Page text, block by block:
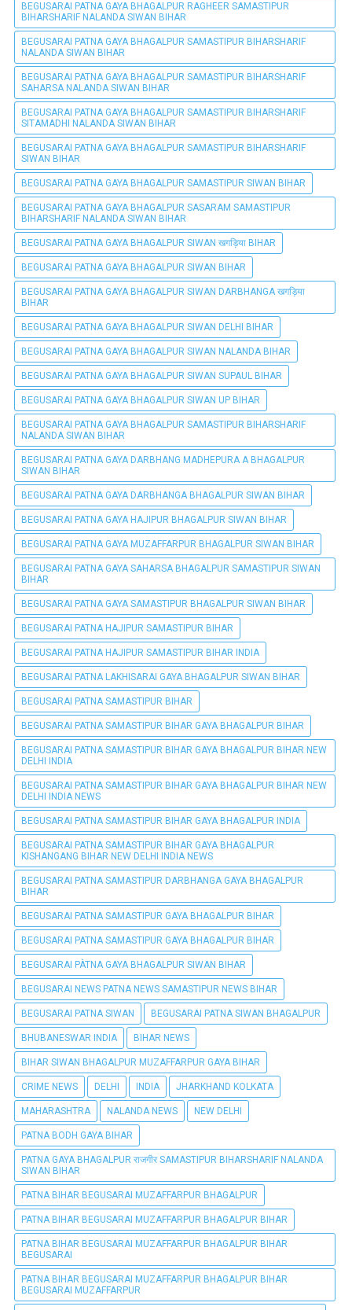
BEGUSARAI PATNA GAYA BHAGALPUR RAGHEER SAMASTIPUR
BIHARSHARIF NALANDA SIWAN BIHAR
BEGUSARAI PATNA GAYA BHAGALPUR SAMASTIPUR BIHARSHARIF
NALANDA SIWAN BIHAR
BEGUSARAI PATNA GAYA BHAGALPUR SAMASTIPUR BIHARSHARIF
SAHARSA NALANDA SIWAN BIHAR
BEGUSARAI PATNA GAYA BHAGALPUR SAMASTIPUR BIHARSHARIF
SITAMADHI NALANDA SIWAN BIHAR
BEGUSARAI PATNA GAYA BHAGALPUR SAMASTIPUR BIHARSHARIF
SIWAN BIHAR
BEGUSARAI PATNA GAYA BHAGALPUR SAMASTIPUR SIWAN BIHAR
BEGUSARAI PATNA GAYA BHAGALPUR SASARAM SAMASTIPUR
BIHARSHARIF NALANDA SIWAN BIHAR
BEGUSARAI PATNA GAYA BHAGALPUR SIWAN खगड़िया BIHAR
BEGUSARAI PATNA GAYA BHAGALPUR SIWAN BIHAR
BEGUSARAI PATNA GAYA BHAGALPUR SIWAN DARBHANGA खगड़िया
BIHAR
BEGUSARAI PATNA GAYA BHAGALPUR SIWAN DELHI BIHAR
BEGUSARAI PATNA GAYA BHAGALPUR SIWAN NALANDA BIHAR
BEGUSARAI PATNA GAYA BHAGALPUR SIWAN SUPAUL BIHAR
BEGUSARAI PATNA GAYA BHAGALPUR SIWAN UP BIHAR
BEGUSARAI PATNA GAYA BHAGALPUR SAMASTIPUR BIHARSHARIF
NALANDA SIWAN BIHAR
BEGUSARAI PATNA GAYA DARBHANG MADHEPURA A BHAGALPUR
SIWAN BIHAR
BEGUSARAI PATNA GAYA DARBHANGA BHAGALPUR SIWAN BIHAR
BEGUSARAI PATNA GAYA HAJIPUR BHAGALPUR SIWAN BIHAR
BEGUSARAI PATNA GAYA MUZAFFARPUR BHAGALPUR SIWAN BIHAR
BEGUSARAI PATNA GAYA SAHARSA BHAGALPUR SAMASTIPUR SIWAN
BIHAR
BEGUSARAI PATNA GAYA SAMASTIPUR BHAGALPUR SIWAN BIHAR
BEGUSARAI PATNA HAJIPUR SAMASTIPUR BIHAR
BEGUSARAI PATNA HAJIPUR SAMASTIPUR BIHAR INDIA
BEGUSARAI PATNA LAKHISARAI GAYA BHAGALPUR SIWAN BIHAR
BEGUSARAI PATNA SAMASTIPUR BIHAR
BEGUSARAI PATNA SAMASTIPUR BIHAR GAYA BHAGALPUR BIHAR
BEGUSARAI PATNA SAMASTIPUR BIHAR GAYA BHAGALPUR BIHAR NEW
DELHI INDIA
BEGUSARAI PATNA SAMASTIPUR BIHAR GAYA BHAGALPUR BIHAR NEW
DELHI INDIA NEWS
BEGUSARAI PATNA SAMASTIPUR BIHAR GAYA BHAGALPUR INDIA
BEGUSARAI PATNA SAMASTIPUR BIHAR GAYA BHAGALPUR
KISHANGANG BIHAR NEW DELHI INDIA NEWS
BEGUSARAI PATNA SAMASTIPUR DARBHANGA GAYA BHAGALPUR
BIHAR
BEGUSARAI PATNA SAMASTIPUR GAYA BHAGALPUR BIHAR
BEGUSARAI PATNA SAMASTIPUR GAYA BHAGALPUR BIHAR
BEGUSARAI PÀTNA GAYA BHAGALPUR SIWAN BIHAR
BEGUSARAI NEWS PATNA NEWS SAMASTIPUR NEWS BIHAR
BEGUSARAI PATNA SIWAN BEGUSARAI PATNA SIWAN BHAGALPUR
BHUBANESWAR INDIA BIHAR NEWS
BIHAR SIWAN BHAGALPUR MUZAFFARPUR GAYA BIHAR
CRIME NEWS DELHI INDIA JHARKHAND KOLKATA
MAHARASHTRA NALANDA NEWS NEW DELHI
PATNA BODH GAYA BIHAR
PATNA GAYA BHAGALPUR राजगीर SAMASTIPUR BIHARSHARIF NALANDA
SIWAN BIHAR
PATNA BIHAR BEGUSARAI MUZAFFARPUR BHAGALPUR
PATNA BIHAR BEGUSARAI MUZAFFARPUR BHAGALPUR BIHAR
PATNA BIHAR BEGUSARAI MUZAFFARPUR BHAGALPUR BIHAR
BEGUSARAI
PATNA BIHAR BEGUSARAI MUZAFFARPUR BHAGALPUR BIHAR
BEGUSARAI MUZAFFARPUR